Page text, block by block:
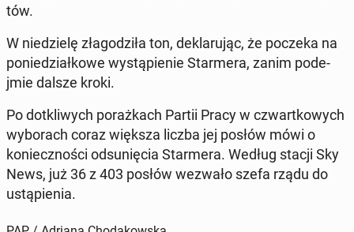
tów.
W niedzielę złagodz­iła ton, deklaru­jąc, że poczeka na
poniedzi­ałkowe wys­tąpi­e­nie Starmera, zanim pode­
jmie dalsze kroki.
Po dotk­li­wych po­rażkach Partii Pracy w czwartkowych
wyb­o­rach coraz większa liczba jej posłów mówi o
koniecznoś­ci odsunię­cia Starmera. Według stacji Sky
News, już 36 z 403 posłów wezwało szefa rządu do
ustąpi­enia.